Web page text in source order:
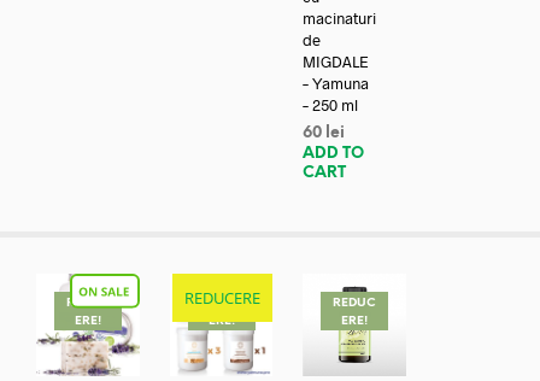
macinaturi
de
MIGDALE
– Yamuna
– 250 ml
60 lei
ADD TO
CART
REDUC
ERE!
REDUCERE
REDUC
ERE!
REDUC
ERE!